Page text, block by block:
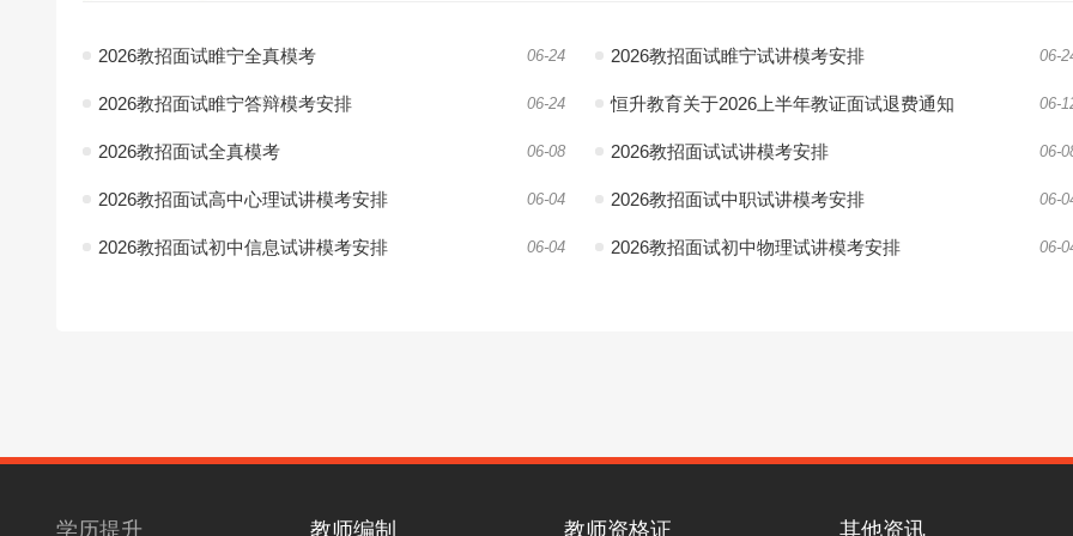
2026教招面试睢宁全真模考 06-24 2026教招面试睢宁试讲模考安排 06-
2026教招面试睢宁答辩模考安排 06-24 恒升教育关于2026上半年教证面试退费通知 06-
2026教招面试全真模考 06-08 2026教招面试试讲模考安排 06-
2026教招面试高中心理试讲模考安排 06-04 2026教招面试中职试讲模考安排 06-
2026教招面试初中信息试讲模考安排 06-04 2026教招面试初中物理试讲模考安排 06-
学历提升 教师编制 教师资格证 其他资讯